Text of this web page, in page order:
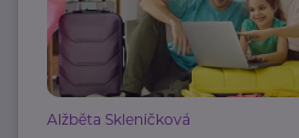
Alžběta Skleničková